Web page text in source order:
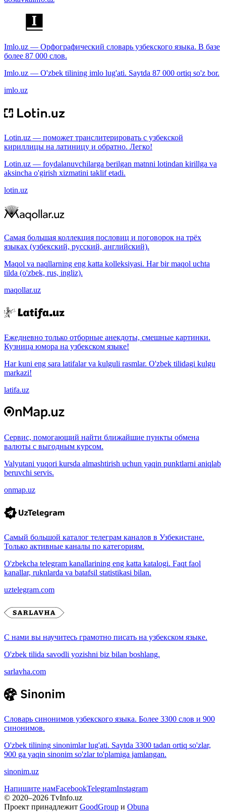
Imlo.uz — Орфографический словарь узбекского языка. В базе
более 87 000 слов.
Imlo.uz — O'zbek tilining imlo lug'ati. Saytda 87 000 ortiq so'z bor.
imlo.uz
Lotin.uz — поможет транслитерировать с узбекской
кириллицы на латиницу и обратно. Легко!
Lotin.uz — foydalanuvchilarga berilgan matnni lotindan kirillga va
aksincha o'girish xizmatini taklif etadi.
lotin.uz
Самая большая коллекция пословиц и поговорок на трёх
языках (узбекский, русский, английский).
Maqol va naqllarning eng katta kolleksiyasi. Har bir maqol uchta
tilda (o'zbek, rus, ingliz).
maqollar.uz
Ежедневно только отборные анекдоты, смешные картинки.
Кузница юмора на узбекском языке!
Har kuni eng sara latifalar va kulguli rasmlar. O'zbek tilidagi kulgu
markazi!
latifa.uz
Сервис, помогающий найти ближайшие пункты обмена
валюты с выгодным курсом.
Valyutani yuqori kursda almashtirish uchun yaqin punktlarni aniqlab
beruvchi servis.
onmap.uz
Самый большой каталог телеграм каналов в Узбекистане.
Только активные каналы по категориям.
O'zbekcha telegram kanallarining eng katta katalogi. Faqt faol
kanallar, ruknlarda va batafsil statistikasi bilan.
uztelegram.com
С нами вы научитесь грамотно писать на узбекском языке.
O'zbek tilida savodli yozishni biz bilan boshlang.
sarlavha.com
Словарь синонимов узбекского языка. Более 3300 слов и 900
синонимов.
O'zbek tilining sinonimlar lug'ati. Saytda 3300 tadan ortiq so'zlar,
900 ga yaqin sinonim so'zlar to'plamiga jamlangan.
sinonim.uz
Напишите намFacebookTelegramInstagram
© 2020–2026 TvInfo.uz
Проект принадлежит GoodGroup и Obuna